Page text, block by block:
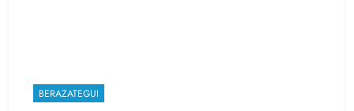
BERAZATEGUI